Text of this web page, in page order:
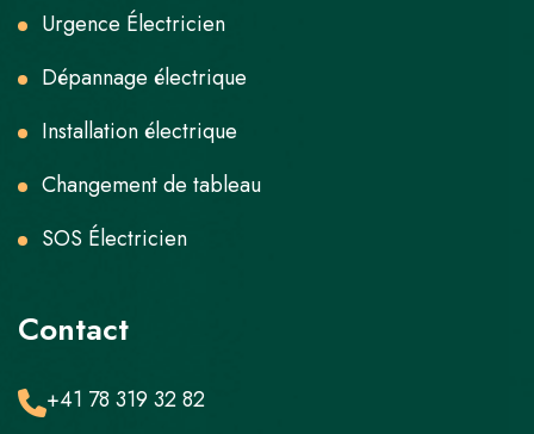
Urgence Électricien
Dépannage électrique
Installation électrique
Changement de tableau
SOS Électricien
Contact
+41 78 319 32 82